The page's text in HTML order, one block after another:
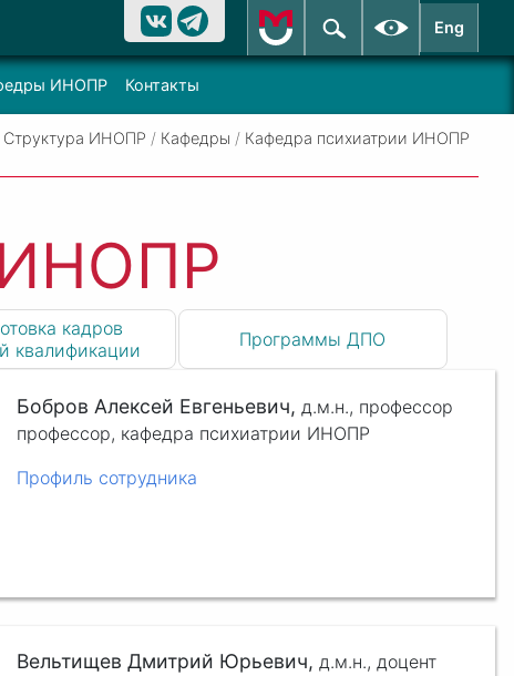
Eng
ИНОПР Контакты
Структура ИНОПР / Кафедры / Кафедра психиатрии ИНОПР
ИНОПР
кадров
квалификации
Программы ДПО
Бобров Алексей Евгеньевич, д.м.н., профессор
профессор, кафедра психиатрии ИНОПР
Профиль сотрудника
Вельтищев Дмитрий Юрьевич, д.м.н., доцент